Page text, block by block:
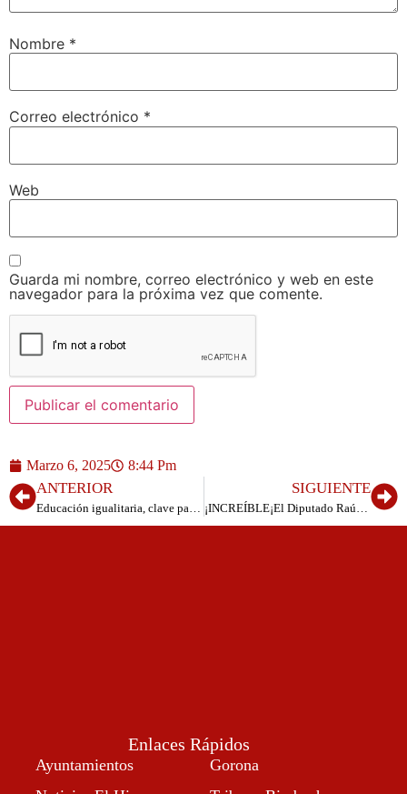
Nombre *
Correo electrónico *
Web
Guarda mi nombre, correo electrónico y web en este
navegador para la próxima vez que comente.
Marzo 6, 2025 8:44 Pm
ANTERIOR
Educación igualitaria, clave para un fututo sin violencia
SIGUIENTE
¡INCREÍBLE¡El Diputado Raúl Acosta cobró 30.719 euros en solo tres meses
Enlaces Rápidos
Ayuntamientos
Gorona